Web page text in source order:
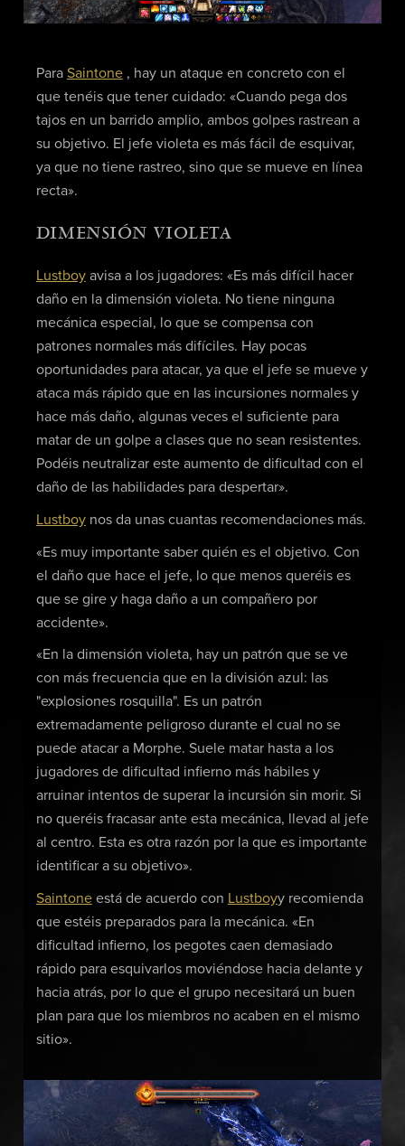
Para Saintone, hay un ataque en concreto con el
que tenéis que tener cuidado: «Cuando pega dos
tajos en un barrido amplio, ambos golpes rastrean a
su objetivo. El jefe violeta es más fácil de esquivar,
ya que no tiene rastreo, sino que se mueve en línea
recta».
DIMENSIÓN VIOLETA
Lustboyavisa a los jugadores: «Es más difícil hacer
daño en la dimensión violeta. No tiene ninguna
mecánica especial, lo que se compensa con
patrones normales más difíciles. Hay pocas
oportunidades para atacar, ya que el jefe se mueve y
ataca más rápido que en las incursiones normales y
hace más daño, algunas veces el suficiente para
matar de un golpe a clases que no sean resistentes.
Podéis neutralizar este aumento de dificultad con el
daño de las habilidades para despertar».
Lustboynos da unas cuantas recomendaciones más.
«Es muy importante saber quién es el objetivo. Con
el daño que hace el jefe, lo que menos queréis es
que se gire y haga daño a un compañero por
accidente».
«En la dimensión violeta, hay un patrón que se ve
con más frecuencia que en la división azul: las
"explosiones rosquilla". Es un patrón
extremadamente peligroso durante el cual no se
puede atacar a Morphe. Suele matar hasta a los
jugadores de dificultad infierno más hábiles y
arruinar intentos de superar la incursión sin morir. Si
no queréis fracasar ante esta mecánica, llevad al jefe
al centro. Esta es otra razón por la que es importante
identificar a su objetivo».
Saintoneestá de acuerdo con Lustboyy recomienda
que estéis preparados para la mecánica. «En
dificultad infierno, los pegotes caen demasiado
rápido para esquivarlos moviéndose hacia delante y
hacia atrás, por lo que el grupo necesitará un buen
plan para que los miembros no acaben en el mismo
sitio».